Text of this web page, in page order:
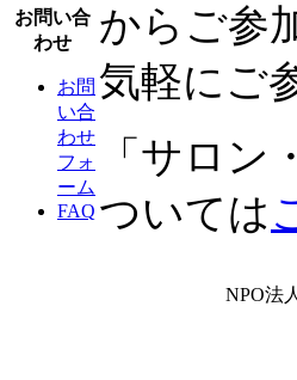
お問い合
わせ
お問
い合
わせ
フォ
ーム
FAQ
からご参
気軽にご
「サロ
ついては
NPO法